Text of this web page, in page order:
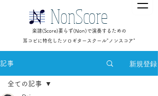
NonScore
楽譜(Score)要らず(Non)で演奏するための
耳コピに特化したソロギタースクール"ノンスコア"
記事 新規登録
全ての記事